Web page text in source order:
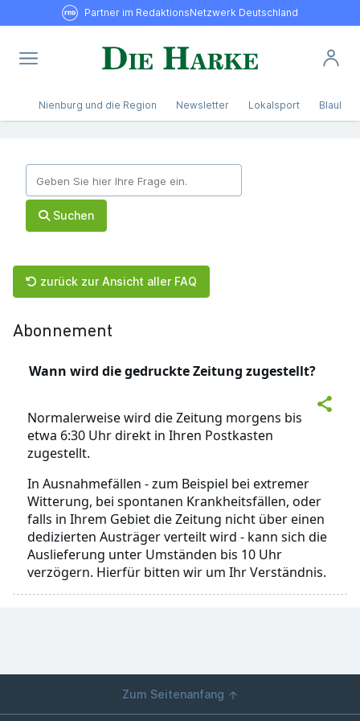
Partner im RedaktionsNetzwerk Deutschland
Nienburg und die Region Newsletter Lokalsport Blaulicht
Suchen
zurück zur Ansicht aller FAQ
Abonnement
Wann wird die gedruckte Zeitung zugestellt?
Normalerweise wird die Zeitung morgens bis
etwa 6:30 Uhr direkt in Ihren Postkasten
zugestellt.
In Ausnahmefällen - zum Beispiel bei extremer
Witterung, bei spontanen Krankheitsfällen, oder
falls in Ihrem Gebiet die Zeitung nicht über einen
dedizierten Austräger verteilt wird - kann sich die
Auslieferung unter Umständen bis 10 Uhr
verzögern. Hierfür bitten wir um Ihr Verständnis.
Zum Seitenanfang